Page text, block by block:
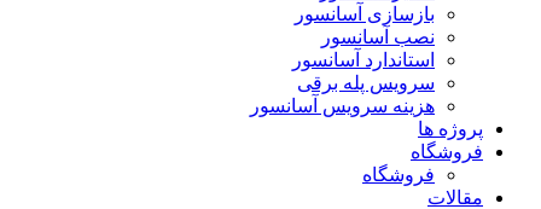
بازسازی آسانسور
نصب آسانسور
استاندارد آسانسور
سرویس پله برقی
هزینه سرویس آسانسور
پروژه ها
فروشگاه
فروشگاه
مقالات